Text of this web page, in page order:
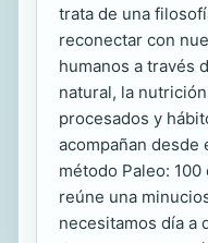
trata de una
reconectar con
humanos a través
natural, la
procesados y
acompañan desde
método Paleo:
reúne una
necesitamos día a